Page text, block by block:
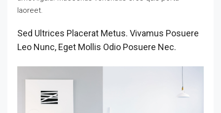
laoreet.
Sed Ultrices Placerat Metus. Vivamus Posuere
Leo Nunc, Eget Mollis Odio Posuere Nec.